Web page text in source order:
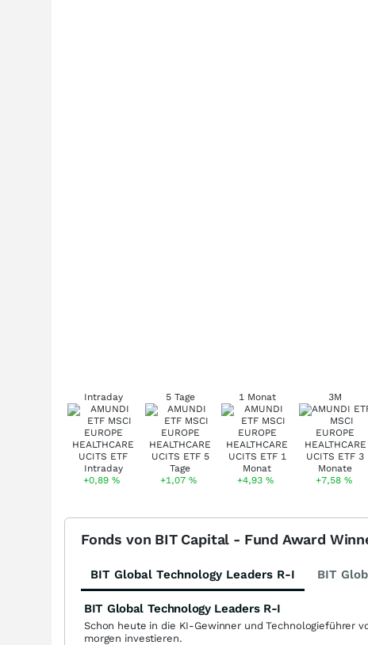
Intraday
+0,89%
5 Tage
+1,07%
1 Monat
+4,93%
3M
+7,58 %
Fonds von BIT Capital - Fund Award
BIT Global Technology Leaders R-I BIT
BIT Global Technology Leaders R-I
Schon heute in die KI-Gewinner und Technologieführer
morgen investieren.